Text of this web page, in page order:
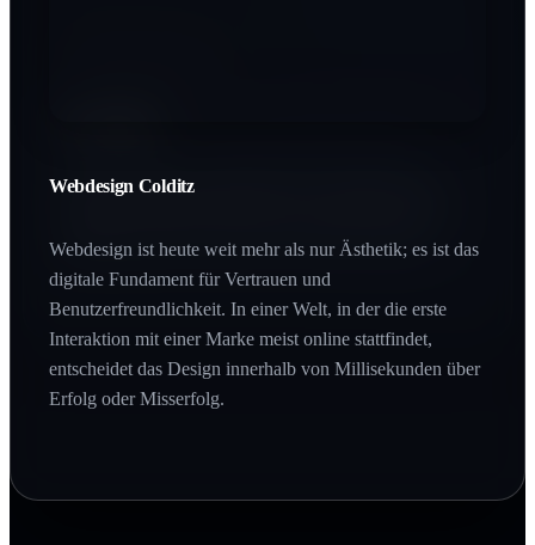
Webdesign Colditz
Webdesign ist heute weit mehr als nur Ästhetik; es ist das
digitale Fundament für Vertrauen und
Benutzerfreundlichkeit. In einer Welt, in der die erste
Interaktion mit einer Marke meist online stattfindet,
entscheidet das Design innerhalb von Millisekunden über
Erfolg oder Misserfolg.
Wer bei Google nicht gefunden wird, existiert für den
Zielgruppe genau im Moment des Interesses abholt.
Qualität, die man buchstäblich in den Händen halten